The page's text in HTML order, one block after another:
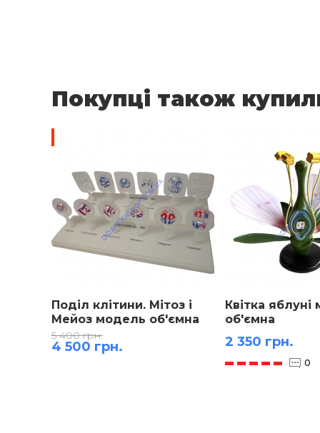
Покупці також
Поділ клітини. Мітоз і
Мейоз модель об'ємна
5 400 грн.
4 500 грн.
Квітка
об'ємна
2 350 грн.
0